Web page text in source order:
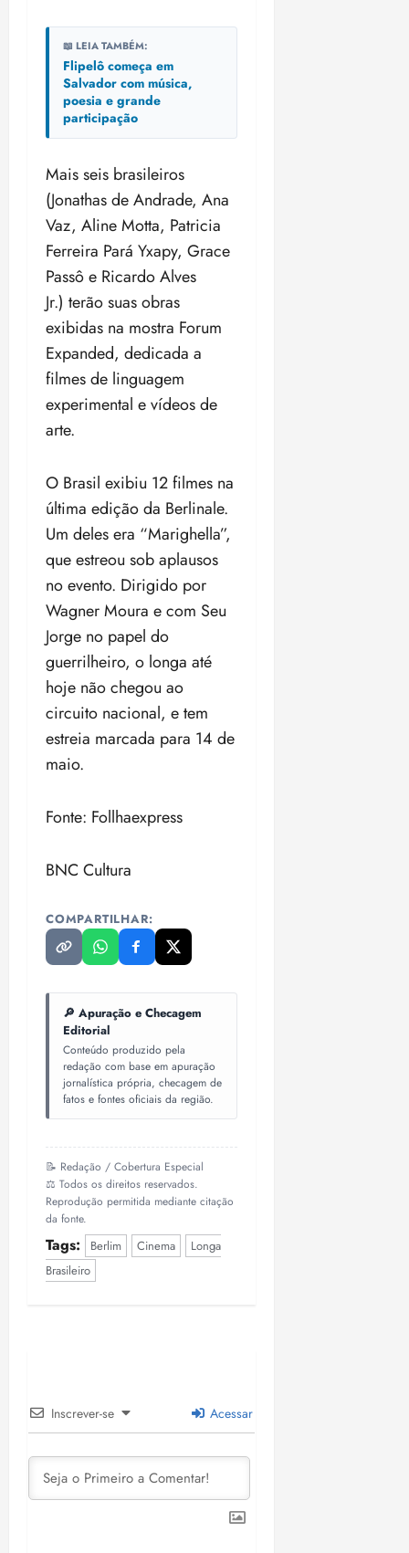
📖 LEIA TAMBÉM:
Flipelô começa em
Salvador com música,
poesia e grande
participação
Mais seis brasileiros
(Jonathas de Andrade, Ana
Vaz, Aline Motta, Patricia
Ferreira Pará Yxapy, Grace
Passô e Ricardo Alves
Jr.) terão suas obras
exibidas na mostra Forum
Expanded, dedicada a
filmes de linguagem
experimental e vídeos de
arte.
O Brasil exibiu 12 filmes na
última edição da Berlinale.
Um deles era “Marighella”,
que estreou sob aplausos
no evento. Dirigido por
Wagner Moura e com Seu
Jorge no papel do
guerrilheiro, o longa até
hoje não chegou ao
circuito nacional, e tem
estreia marcada para 14 de
maio.
Fonte: Follhaexpress
BNC Cultura
COMPARTILHAR:
🔎 Apuração e Checagem
Editorial
Conteúdo produzido pela
redação com base em apuração
jornalística própria, checagem de
fatos e fontes oficiais da região.
📝 Redação / Cobertura Especial
⚖️ Todos os direitos reservados.
Reprodução permitida mediante citação
da fonte.
Tags: Berlim Cinema
Longa
Brasileiro
Inscrever-se Acessar